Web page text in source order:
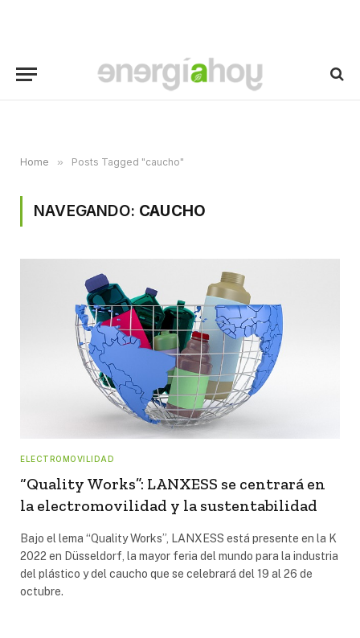
Home » Posts Tagged "caucho"
NAVEGANDO: CAUCHO
ELECTROMOVILIDAD
“Quality Works”: LANXESS se centrará en
la electromovilidad y la sustentabilidad
Bajo el lema “Quality Works”, LANXESS está presente en la K
2022 en Düsseldorf, la mayor feria del mundo para la industria
del plástico y del caucho que se celebrará del 19 al 26 de
octubre.